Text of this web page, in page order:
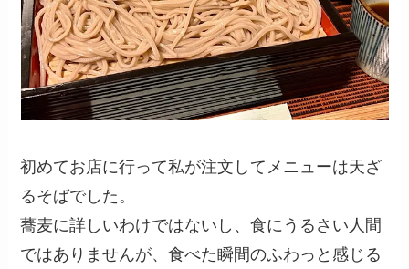
初めてお店に行って私が注文してメニューは天ざ
るそばでした。
蕎麦に詳しいわけではないし、食にうるさい人間
ではありませんが、食べた瞬間のふわっと感じる